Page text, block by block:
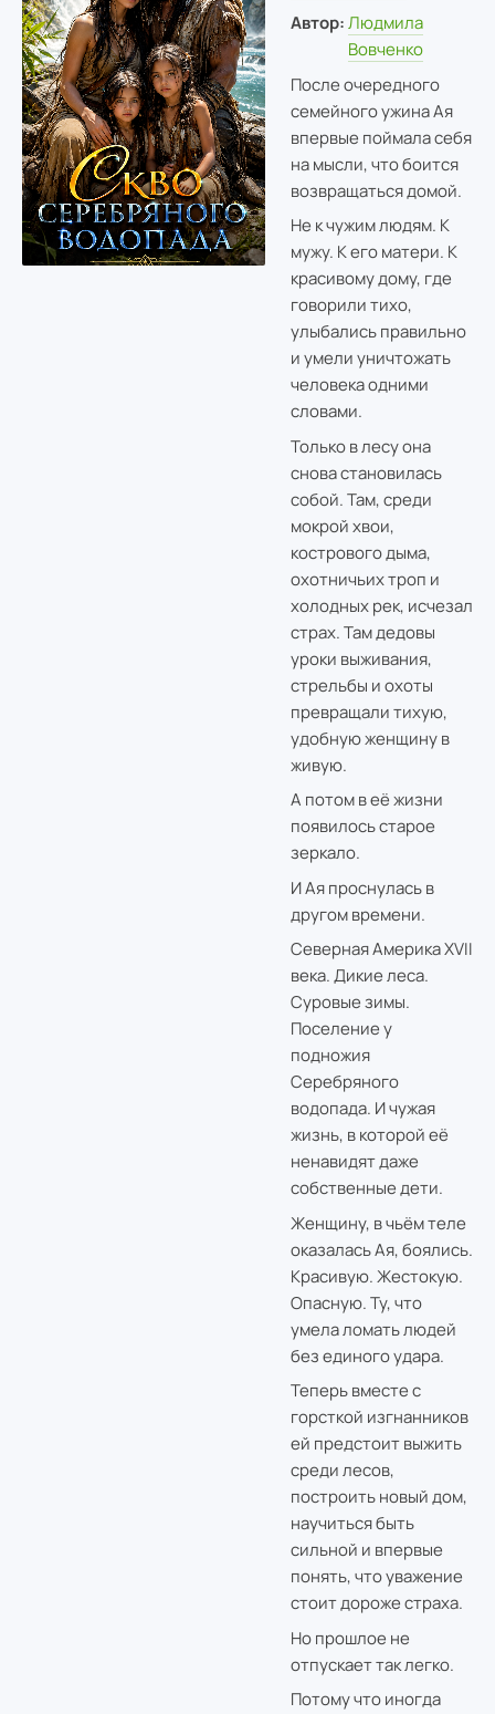
Автор: Людмила
Вовченко
После очередного
семейного ужина Ая
впервые поймала себя
на мысли, что боится
возвращаться домой.
Не к чужим людям. К
мужу. К его матери. К
красивому дому, где
говорили тихо,
улыбались правильно
и умели уничтожать
человека одними
словами.
Только в лесу она
снова становилась
собой. Там, среди
мокрой хвои,
кострового дыма,
охотничьих троп и
холодных рек, исчезал
страх. Там дедовы
уроки выживания,
стрельбы и охоты
превращали тихую,
удобную женщину в
живую.
А потом в её жизни
появилось старое
зеркало.
И Ая проснулась в
другом времени.
Северная Америка XVII
века. Дикие леса.
Суровые зимы.
Поселение у
подножия
Серебряного
водопада. И чужая
жизнь, в которой её
ненавидят даже
собственные дети.
Женщину, в чьём теле
оказалась Ая, боялись.
Красивую. Жестокую.
Опасную. Ту, что
умела ломать людей
без единого удара.
Теперь вместе с
горсткой изгнанников
ей предстоит выжить
среди лесов,
построить новый дом,
научиться быть
сильной и впервые
понять, что уважение
стоит дороже страха.
Но прошлое не
отпускает так легко.
Потому что иногда